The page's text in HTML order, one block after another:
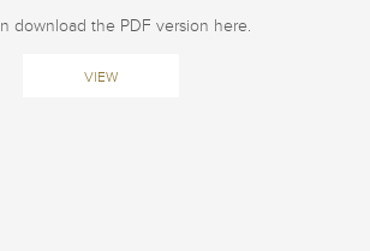
download the PDF version here.
VIEW